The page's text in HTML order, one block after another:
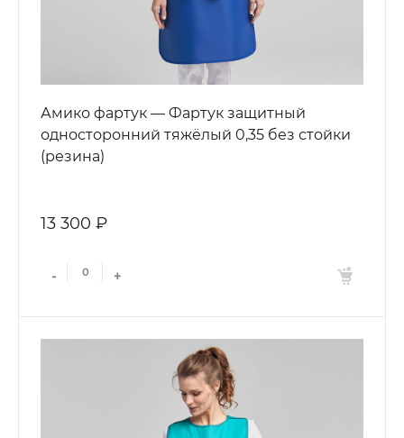
Амико фартук — Фартук защитный
односторонний тяжёлый 0,35 без стойки
(резина)
13 300 ₽
- +